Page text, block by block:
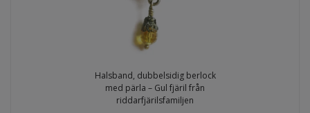
Halsband, dubbelsidig berlock
med pärla – Gul fjäril från
riddarfjärilsfamiljen